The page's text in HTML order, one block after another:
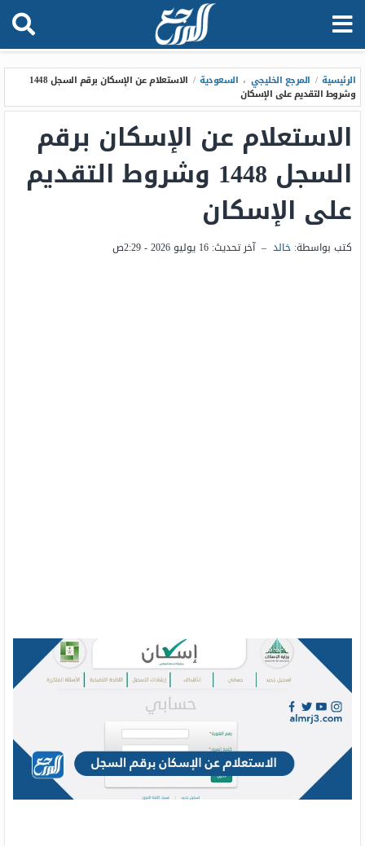
الرئيسية / المرجع الخليجي ، السعودية /
الاستعلام عن الإسكان برقم السجل 1448
وشروط التقديم على الإسكان
الاستعلام عن الإسكان برقم
السجل 1448 وشروط التقديم
على الإسكان
كتب بواسطة: خالد – آخر تحديث: 16 يوليو 2026 - 2:29ص